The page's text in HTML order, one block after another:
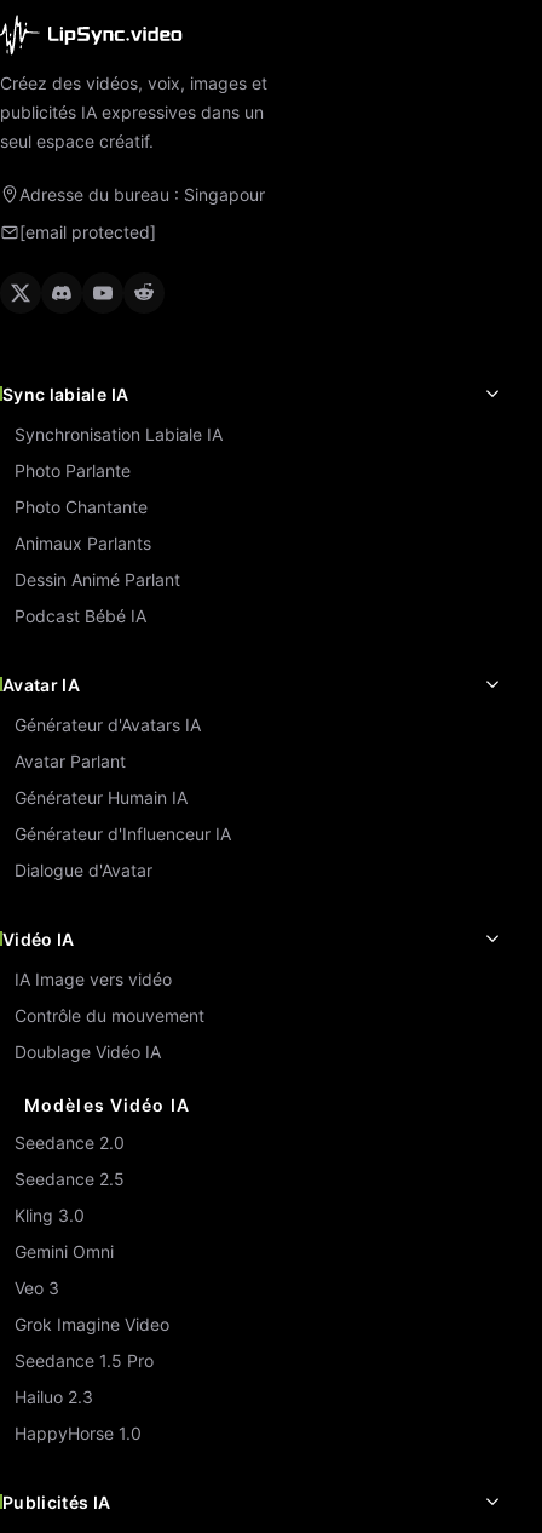
Créez des vidéos, voix, images et
publicités IA expressives dans un
seul espace créatif.
Adresse du bureau : Singapour
[email protected]
Sync labiale IA
Synchronisation Labiale IA
Photo Parlante
Photo Chantante
Animaux Parlants
Dessin Animé Parlant
Podcast Bébé IA
Avatar IA
Générateur d'Avatars IA
Avatar Parlant
Générateur Humain IA
Générateur d'Influenceur IA
Dialogue d'Avatar
Vidéo IA
IA Image vers vidéo
Contrôle du mouvement
Doublage Vidéo IA
Modèles Vidéo IA
Seedance 2.0
Seedance 2.5
Kling 3.0
Gemini Omni
Veo 3
Grok Imagine Video
Seedance 1.5 Pro
Hailuo 2.3
HappyHorse 1.0
Publicités IA